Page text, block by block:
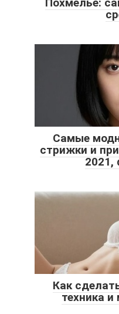
Самые
стрижки и
2021,
Как
техника